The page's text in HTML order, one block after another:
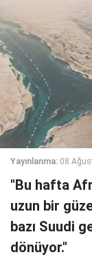
Yayınlanma: 08
"Bu hafta
uzun bir
bazı Suudi
dönüyor."